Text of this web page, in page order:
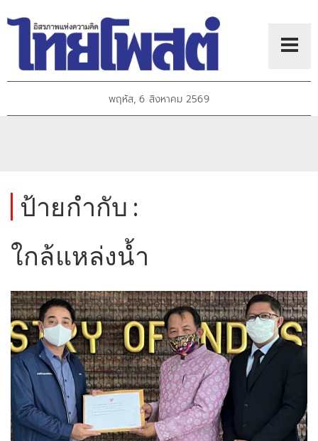
พฤหัส, 6 สิงหาคม 2569
ป้ายกำกับ :
ใกล้แหล่งน้ำ